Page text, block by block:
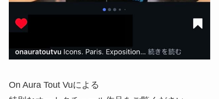
On Aura Tout Vuによる